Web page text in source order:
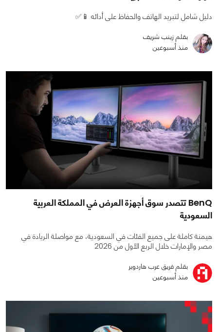
دليل شامل لتبريد الهاتف والحفاظ على أدائه 📱✅
بقلم زينب شريف
منذ أسبوعين
BenQ تتصدر سوق أجهزة العرض في المملكة العربية
السعودية
هيمنة كاملة على جميع الفئات في السعودية، مع مواصلة الريادة في
مصر والإمارات خلال الربع الأول من 2026
بقلم فريق عرب هاردوير
منذ أسبوعين